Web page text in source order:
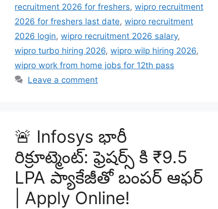
recruitment 2026 for freshers, wipro recruitment
2026 for freshers last date, wipro recruitment
2026 login, wipro recruitment 2026 salary,
wipro turbo hiring 2026, wipro wilp hiring 2026,
wipro work from home jobs for 12th pass
Leave a comment
🚨 Infosys భారీ
రిక్రూట్మెంట్: ఫ్రెషర్స్ కి ₹9.5
LPA ప్యాకేజీతో బంపర్ ఆఫర్
| Apply Online!